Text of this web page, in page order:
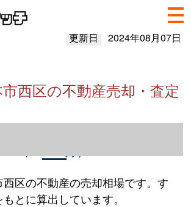
更新日 2024年08月07日
西区の不動産売却・査定
区の不動産の売却相場です。す
とに算出しています。